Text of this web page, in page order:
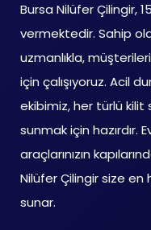
Bursa Nilüfer Çilingir,
vermektedir. Sahip
uzmanlıkla,
için çalışıyoruz. Acil
ekibimiz, her türlü
sunmak için hazırdır.
araçlarınızın
Nilüfer Çilingir size en
sunar.